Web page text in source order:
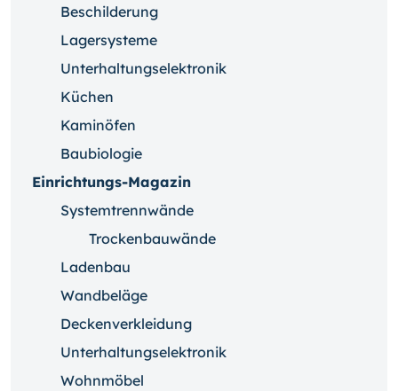
Beschilderung
Lagersysteme
Unterhaltungselektronik
Küchen
Kaminöfen
Baubiologie
Einrichtungs-Magazin
Systemtrennwände
Trockenbauwände
Ladenbau
Wandbeläge
Deckenverkleidung
Unterhaltungselektronik
Wohnmöbel